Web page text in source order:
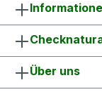
Über uns